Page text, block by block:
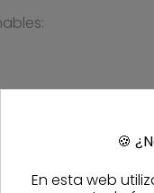
rápido de aplicar.
muy económica.
y detalles.
🍪
En esta web